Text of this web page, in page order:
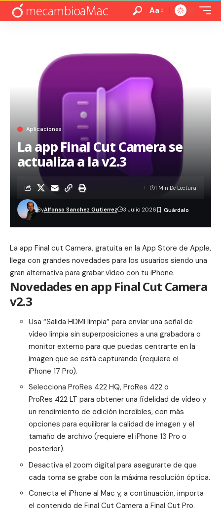
Aa
Aplicaciones
La app Final Cut Camera se
actualiza a la v2.3
ByAlfonso Sanchez Gutierrez 3 Julio 2026
1 Min De Lectura
La app Final cut Camera, gratuita en la App Store de Apple,
llega con grandes novedades para los usuarios siendo una
gran alternativa para grabar vídeo con tu iPhone.
Novedades en app Final Cut Camera
v2.3
Usa “Salida HDMI limpia” para enviar una señal de
vídeo limpia sin superposiciones a una grabadora o
monitor externo para que puedas centrarte en la
imagen que se está capturando (requiere el
iPhone 17 Pro).
Selecciona ProRes 422 HQ, ProRes 422 o
ProRes 422 LT para obtener una fidelidad de vídeo y
un rendimiento de edición increíbles, con más
opciones para equilibrar la calidad de imagen y el
tamaño de archivo (requiere el iPhone 13 Pro o
posterior).
Desactiva el zoom digital para asegurarte de que
cada toma se grabe con la máxima resolución óptica.
Conecta el iPhone al Mac y, a continuación, importa
el contenido de Final Cut Camera a Final Cut Pro.